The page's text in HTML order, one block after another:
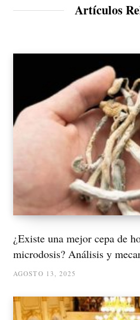
e
Artículos
¿Existe una mejor cepa de
microdosis? Análisis y
AGOSTO 13, 2025